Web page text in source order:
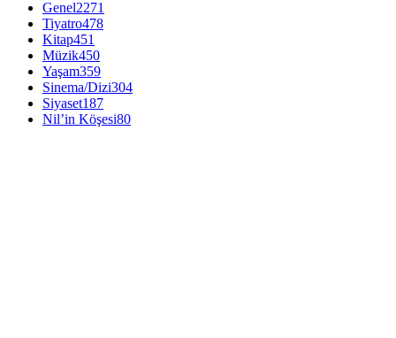
Genel2271
Tiyatro478
Kitap451
Müzik450
Yaşam359
Sinema/Dizi304
Siyaset187
Nil’in Köşesi80